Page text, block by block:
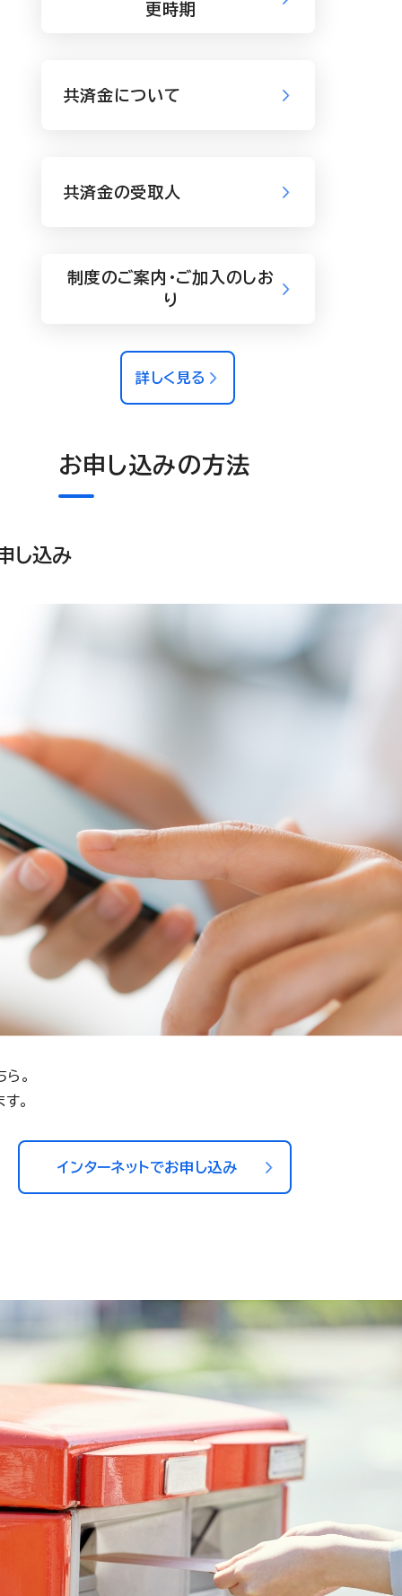
更時期
共済金について
共済金の受取人
制度のご案内・ご加入のしお
り
詳しく見る
お申し込みの方法
し込み
。
。
インターネットでお申し込み